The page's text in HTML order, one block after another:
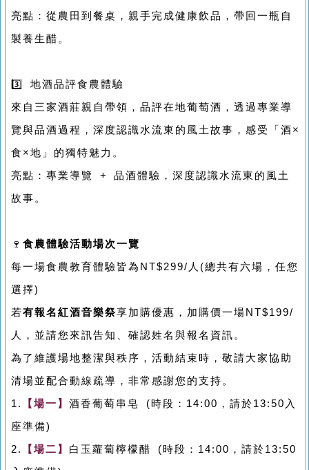
亮點：從農田到餐桌，親手完成健康飲品，帶回一瓶自
製養生醋。
3️⃣ 地酒品評食農體驗
來自三家酒莊親自帶領，品評在地葡萄酒，透過專業導
覽與品酒過程，深度認識水流東的風土故事，感受「酒×
食×地」的獨特魅力。
亮點：專業導覽 + 品酒體驗，深度認識水流東的風土
故事。
🍷 食農體驗活動場次一覽
每一場食農教育體驗皆為NT$299/人(總共有六場，任您
選擇)
若有報名紅酒音樂祭享加購優惠，加購價一場NT$199/
人，並請您來訊告知、確認姓名與報名資訊。
為了維護場地整潔與秩序，活動結束時，敬請大家協助
清場並配合動線疏導，非常感謝您的支持。
1. 【場一 】 酒香葡萄串皂 (時段：14:00，請於13:50入
座準備)
2. 【場二 】 白玉蘿蔔檸檬醋 (時段：14:00，請於13:50